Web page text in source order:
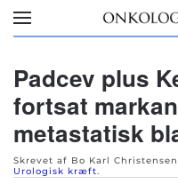
Skip to main content
Padcev plus
fortsat
metastatisk
Skrevet af Bo Karl
Urologisk kræft.